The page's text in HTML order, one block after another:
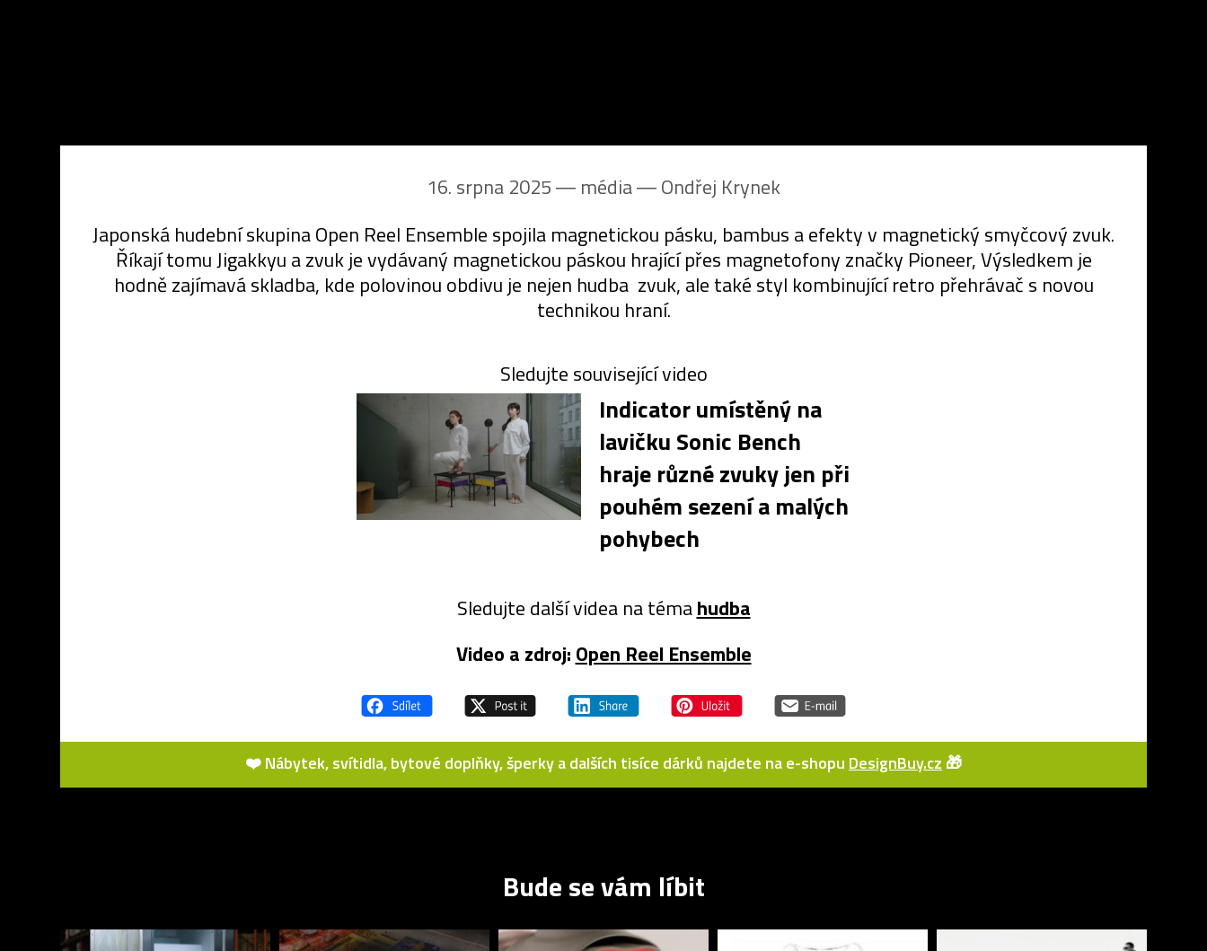
16. srpna 2025 ― média ―Ondřej Krynek
Japonská hudební skupina Open Reel Ensemble spojila magnetickou pásku, bambus a efekty v magnetický smyčcový zvuk.
Říkají tomu Jigakkyu a zvuk je vydávaný magnetickou páskou hrající přes magnetofony značky Pioneer, Výsledkem je
hodně zajímavá skladba, kde polovinou obdivu je nejen hudba zvuk, ale také styl kombinující retro přehrávač s novou
technikou hraní.
Sledujte související video
Indicator umístěný na
lavičku Sonic Bench
hraje různé zvuky jen při
pouhém sezení a malých
pohybech
Sledujte další videa na témahudba
Video a zdroj: Open Reel Ensemble
❤️ Nábytek, svítidla, bytové doplňky, šperky a dalších tisíce dárků najdete na e-shopu DesignBuy.cz 🎁
Bude se vám líbit